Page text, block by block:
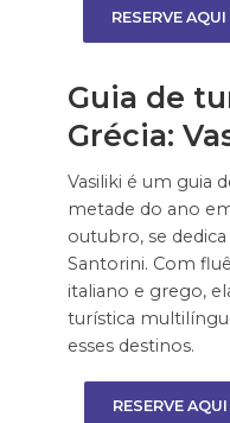
RESERVE
Guia de
Grécia:
Vasiliki é um guia
metade do ano
outubro, se
Santorini. Com
italiano e grego,
turística
esses destinos.
RESERVE